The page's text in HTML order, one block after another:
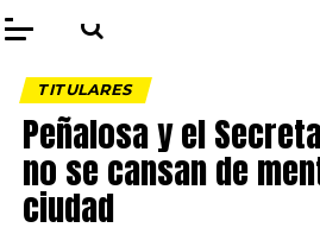
TITULARES
Peñalosa y el
no se cansan de
ciudad